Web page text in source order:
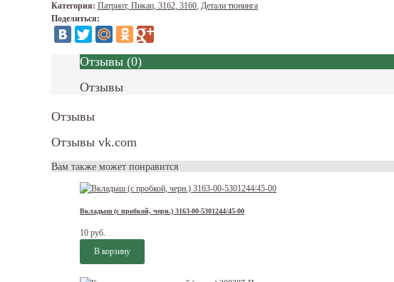
Категория: Патриот, Пикап, 3162, 3160, Детали тюнинга
Поделиться:
Отзывы (0)
Отзывы
Отзывы
Отзывы vk.com
Вам также может понравится
Вкладыш (с пробкой, черн.) 3163-00-5301244/45-00
10 руб.